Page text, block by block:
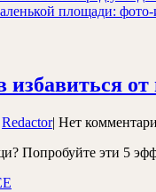
площади: фото-
избавиться
RedactorRedactor
| Нет
Попробуйте эти 5